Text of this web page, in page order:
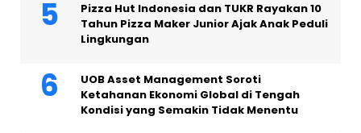
Pizza Hut Indonesia dan TUKR Rayakan 10
Tahun Pizza Maker Junior Ajak Anak Peduli
Lingkungan
UOB Asset Management Soroti
Ketahanan Ekonomi Global di Tengah
Kondisi yang Semakin Tidak Menentu